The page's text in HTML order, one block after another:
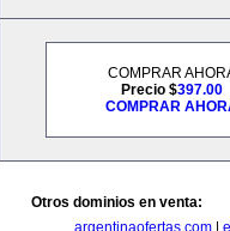
COMPRAR
Precio $397.00
COMPRAR
Otros dominios en venta:
argentinaofertas.com|